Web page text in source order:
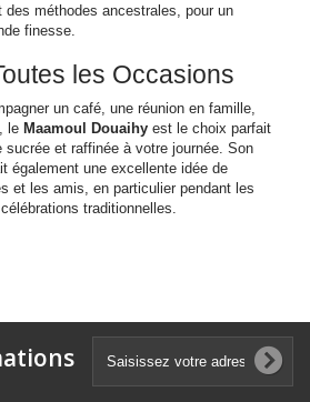
méthodes ancestrales, pour un
finesse.
les Occasions
un café, une réunion en famille,
le Maamoul Douaihy est le choix parfait
sucrée et raffinée à votre journée. Son
également une excellente idée de
et les amis, en particulier pendant les
traditionnelles.